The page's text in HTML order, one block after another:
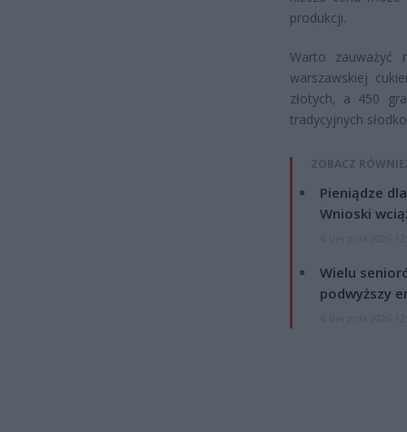
produkcji.
Warto zauważyć
warszawskiej
złotych, a 450
tradycyjnych
ZOBACZ
Pieniądze
Wnioski
Wielu
podwyższy